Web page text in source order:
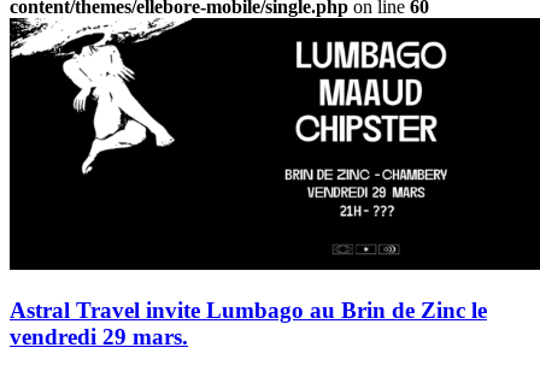
content/themes/ellebore-mobile/single.php on line 60
Astral Travel invite Lumbago au Brin de Zinc le
vendredi 29 mars.